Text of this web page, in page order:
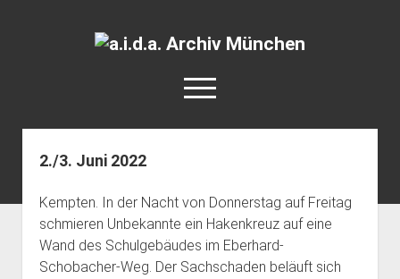
a.i.d.a.
open
menu
Aktuelles
Termine
open
dropdown
menu
Antifaschistische Termine im Süden
Chronologie
2./3. Juni 2022
Kempten. In der Nacht von Donnerstag auf Freitag
schmieren Unbekannte ein Hakenkreuz auf eine
Wand des Schulgebäudes im Eberhard-
Schobacher-Weg. Der Sachschaden beläuft sich